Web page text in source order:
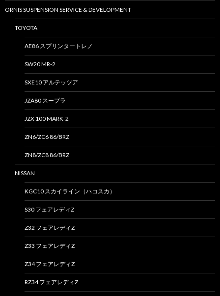
ORNIS SUSPENSION SERVICE & DEVELOPMENT
TOYOTA
AE86 スプリンタートレノ
SW20 MR-2
SXE10 アルテッツア
JZA80 スープラ
JZX 100 MARK-2
ZN6/ZC6 86/BRZ
ZN8/ZC8 86/BRZ
NISSAN
KGC10 スカイライン（ハコスカ）
S30 フェアレディZ
Z32 フェアレディZ
Z33 フェアレディZ
Z34 フェアレディZ
RZ34 フェアレディZ